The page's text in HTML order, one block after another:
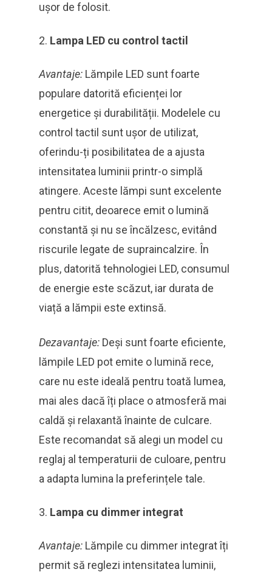
ușor de folosit.
Lampa LED cu control tactil
Avantaje: Lămpile LED sunt foarte
populare datorită eficienței lor
energetice și durabilității. Modelele cu
control tactil sunt ușor de utilizat,
oferindu-ți posibilitatea de a ajusta
intensitatea luminii printr-o simplă
atingere. Aceste lămpi sunt excelente
pentru citit, deoarece emit o lumină
constantă și nu se încălzesc, evitând
riscurile legate de supraincalzire. În
plus, datorită tehnologiei LED, consumul
de energie este scăzut, iar durata de
viață a lămpii este extinsă.
Dezavantaje: Deși sunt foarte eficiente,
lămpile LED pot emite o lumină rece,
care nu este ideală pentru toată lumea,
mai ales dacă îți place o atmosferă mai
caldă și relaxantă înainte de culcare.
Este recomandat să alegi un model cu
reglaj al temperaturii de culoare, pentru
a adapta lumina la preferințele tale.
Lampa cu dimmer integrat
Avantaje: Lămpile cu dimmer integrat îți
permit să reglezi intensitatea luminii,